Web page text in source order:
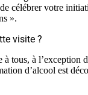
célébrer votre
».
visite ?
à tous, à l’exception
d’alcool est